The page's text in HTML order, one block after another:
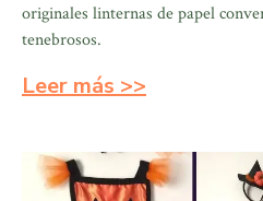
originales linternas de papel
tenebrosos.
Leer más >>